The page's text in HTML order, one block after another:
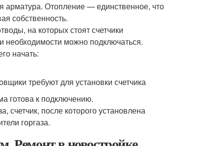
арматура. Отопление — единственное, что
собственность.
на которых стоят счетчики
необходимости можно подключаться.
требуют для установки счетчика
готова к подключению.
счетчик, после которого установлена
горгаза.